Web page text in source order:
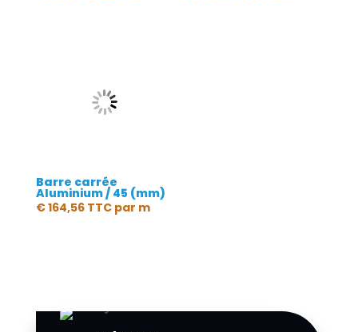
Barre carrée
Aluminium / 45 (mm)
€164,56 TTCpar m